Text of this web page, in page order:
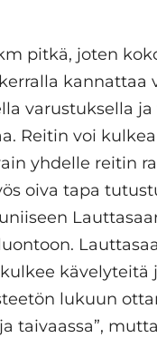
pitkä, joten
kannattaa
varustuksella ja
Reitin voi
yhdelle reitin
oiva tapa
kävelyteitä
lukuun
taivaassa”,